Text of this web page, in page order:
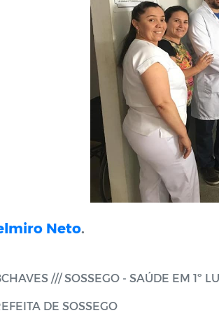
Neto.
/// SOSSEGO - SAÚDE EM 1º
DE SOSSEGO